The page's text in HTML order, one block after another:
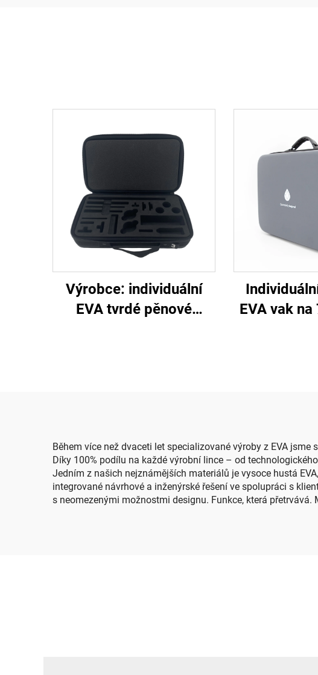
Výrobce: individuální
EVA tvrdé pěnové
EVA vak
Během více než dvaceti let specializované výroby z EVA
Díky 100% podílu na každé výrobní lince – od
Jedním z našich nejznámějších materiálů je vysoce hustá
integrované návrhové a inženýrské řešení ve spolupráci s
s neomezenými možnostmi designu. Funkce, která přetrvává.